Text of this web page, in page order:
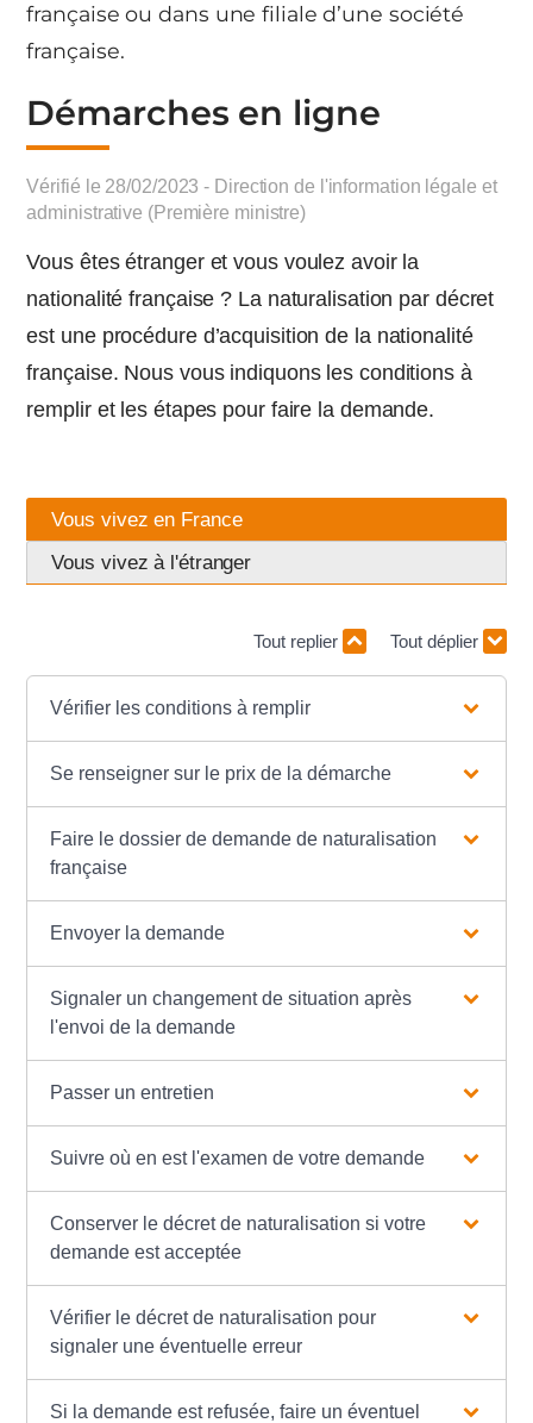
française ou dans une filiale d’une société
française.
Démarches en ligne
Vérifié le 28/02/2023 - Direction de l'information légale et
administrative (Première ministre)
Vous êtes étranger et vous voulez avoir la
nationalité française ? La naturalisation par décret
est une procédure d’acquisition de la nationalité
française. Nous vous indiquons les conditions à
remplir et les étapes pour faire la demande.
Vous vivez en France
Vous vivez à l'étranger
Tout replier Tout déplier
Vérifier les conditions à remplir
Se renseigner sur le prix de la démarche
Faire le dossier de demande de naturalisation
française
Envoyer la demande
Signaler un changement de situation après
l'envoi de la demande
Passer un entretien
Suivre où en est l'examen de votre demande
Conserver le décret de naturalisation si votre
demande est acceptée
Vérifier le décret de naturalisation pour
signaler une éventuelle erreur
Si la demande est refusée, faire un éventuel